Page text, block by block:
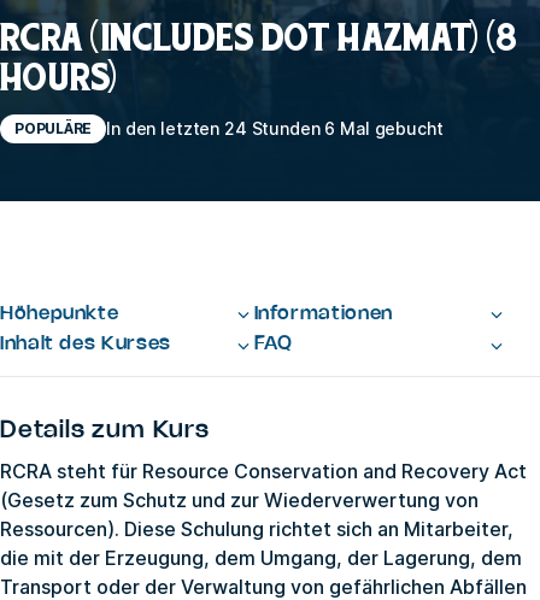
RCRA (INCLUDES DOT HAZMAT) (8
HOURS)
POPULÄRE In den letzten 24 Stunden 6 Mal gebucht
Höhepunkte
Informationen
Inhalt des Kurses
FAQ
Details zum Kurs
RCRA steht für Resource Conservation and Recovery Act
(Gesetz zum Schutz und zur Wiederverwertung von
Ressourcen). Diese Schulung richtet sich an Mitarbeiter,
die mit der Erzeugung, dem Umgang, der Lagerung, dem
Transport oder der Verwaltung von gefährlichen Abfällen